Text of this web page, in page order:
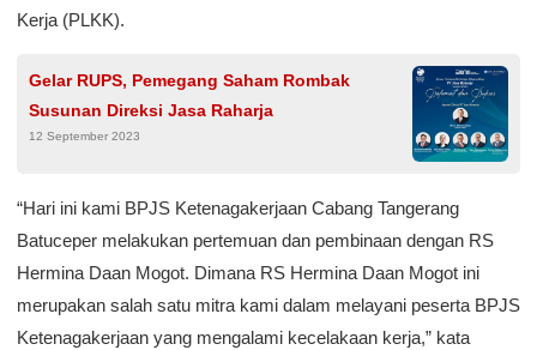
Kerja (PLKK).
Gelar RUPS, Pemegang Saham Rombak
Susunan Direksi Jasa Raharja
12 September 2023
“Hari ini kami BPJS Ketenagakerjaan Cabang Tangerang
Batuceper melakukan pertemuan dan pembinaan dengan RS
Hermina Daan Mogot. Dimana RS Hermina Daan Mogot ini
merupakan salah satu mitra kami dalam melayani peserta BPJS
Ketenagakerjaan yang mengalami kecelakaan kerja,” kata